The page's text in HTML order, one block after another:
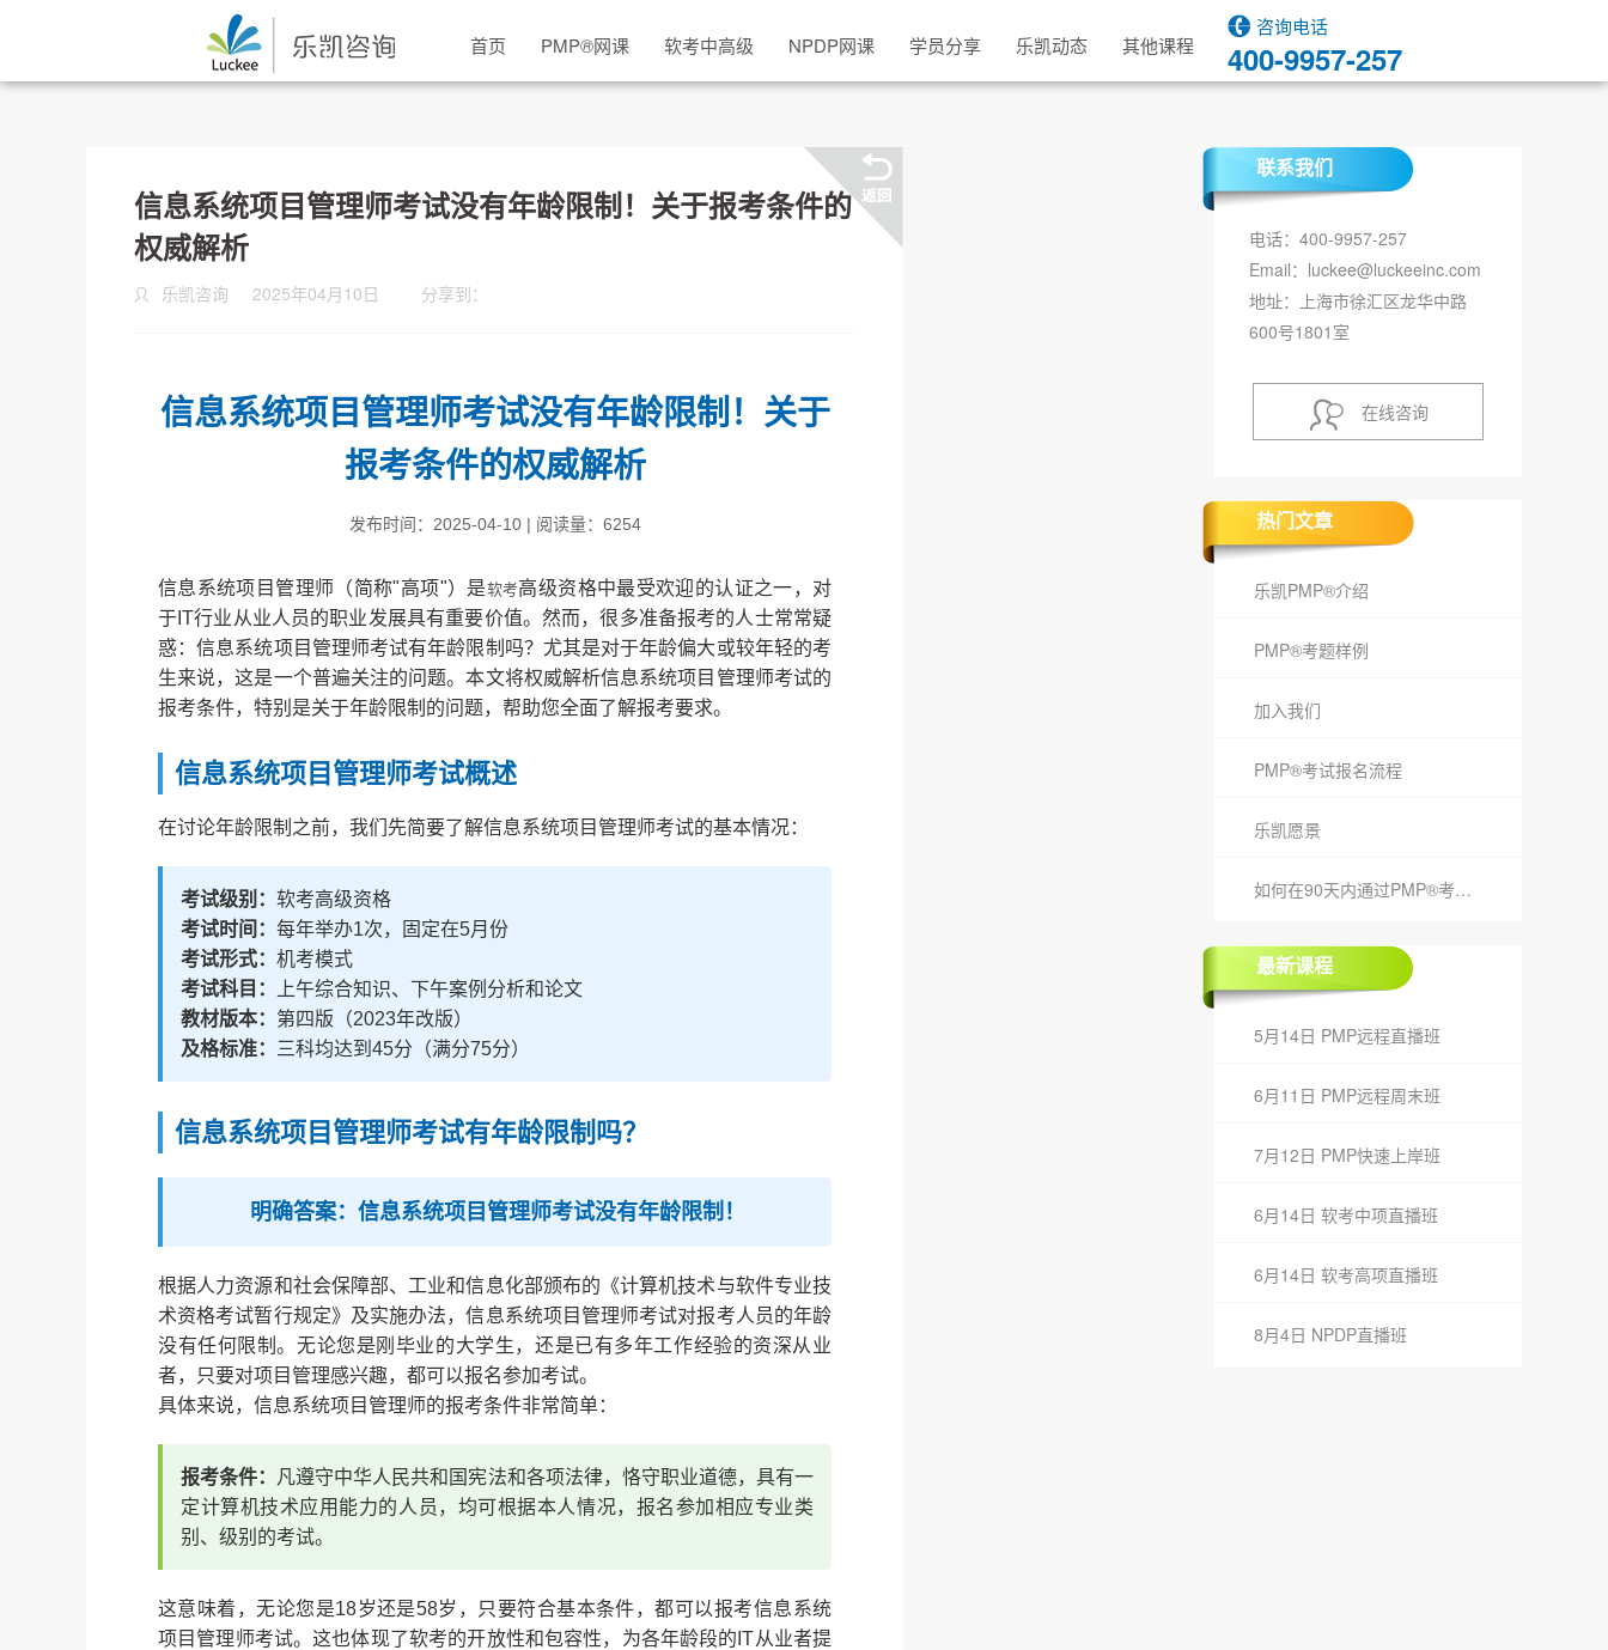
首页 PMP®网课 软考中高级 NPDP网课 学员分享 乐凯动态 其他课程
咨询电话
400-9957-257
信息系统项目管理师考试没有年龄限制！关于报考条件的
权威解析
乐凯咨询 2025年04月10日 分享到：
信息系统项目管理师考试没有年龄限制！关于
报考条件的权威解析
发布时间：2025-04-10 | 阅读量：6254
信息系统项目管理师（简称"高项"）是软考高级资格中最受欢迎的认证之一，对
于IT行业从业人员的职业发展具有重要价值。然而，很多准备报考的人士常常疑
惑：信息系统项目管理师考试有年龄限制吗？尤其是对于年龄偏大或较年轻的考
生来说，这是一个普遍关注的问题。本文将权威解析信息系统项目管理师考试的
报考条件，特别是关于年龄限制的问题，帮助您全面了解报考要求。
信息系统项目管理师考试概述
在讨论年龄限制之前，我们先简要了解信息系统项目管理师考试的基本情况：
考试级别： 软考高级资格
考试时间： 每年举办1次，固定在5月份
考试形式： 机考模式
考试科目：
上午综合知识、下午案例分析和论文
教材版本： 第四版（2023年改版）
及格标准：
三科均达到45分（满分75分）
信息系统项目管理师考试有年龄限制吗？
明确答案：信息系统项目管理师考试没有年龄限制！
根据人力资源和社会保障部、工业和信息化部颁布的《计算机技术与软件专业技
术资格考试暂行规定》及实施办法，信息系统项目管理师考试对报考人员的年龄
没有任何限制。无论您是刚毕业的大学生，还是已有多年工作经验的资深从业
者，只要对项目管理感兴趣，都可以报名参加考试。
具体来说，信息系统项目管理师的报考条件非常简单：
报考条件：
凡遵守中华人民共和国宪法和各项法律，恪守职业道德，具有一
定计算机技术应用能力的人员，均可根据本人情况，报名参加相应专业类
别、级别的考试。
这意味着，无论您是18岁还是58岁，只要符合基本条件，都可以报考信息系统
项目管理师考试。这也体现了软考的开放性和包容性，为各年龄段的IT从业者提
联系我们
电话：400-9957-257
Email：luckee@luckeeinc.com
地址：上海市徐汇区龙华中路
600号1801室
在线咨询
热门文章
乐凯PMP®介绍
PMP®考题样例
加入我们
PMP®考试报名流程
乐凯愿景
如何在90天内通过PMP®考试？
最新课程
5月14日 PMP远程直播班
6月11日 PMP远程周末班
7月12日 PMP快速上岸班
6月14日 软考中项直播班
6月14日 软考高项直播班
8月4日 NPDP直播班